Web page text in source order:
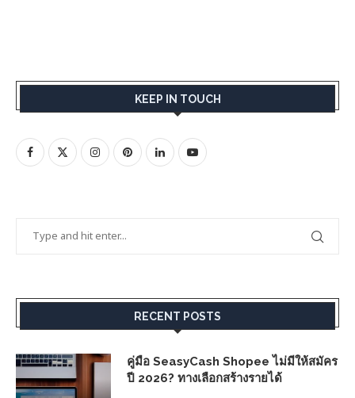
KEEP IN TOUCH
RECENT POSTS
คู่มือ SeasyCash Shopee ไม่มีให้สมัคร
ปี 2026? ทางเลือกสร้างรายได้